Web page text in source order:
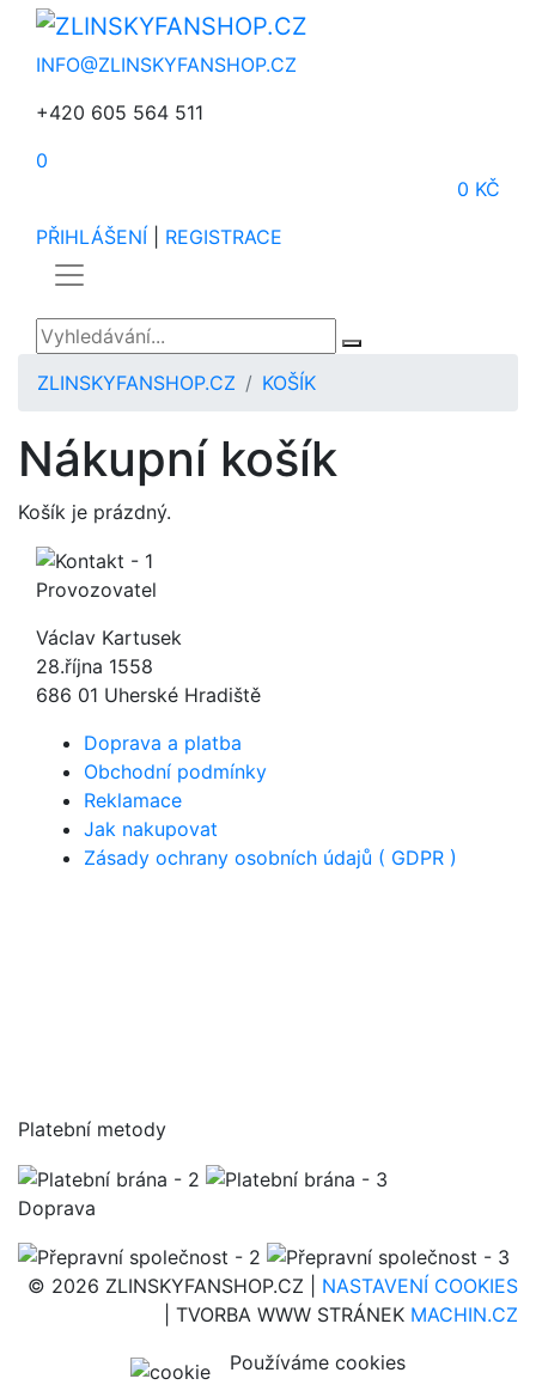
INFO@ZLINSKYFANSHOP.CZ
+420 605 564 511
0
0 KČ
PŘIHLÁŠENÍ
REGISTRACE
ZLINSKYFANSHOP.CZ KOŠÍK
Nákupní košík
Košík je prázdný.
Provozovatel
Václav Kartusek
28.října 1558
686 01 Uherské Hradiště
Doprava a platba
Obchodní podmínky
Reklamace
Jak nakupovat
Zásady ochrany osobních údajů ( GDPR )
Platební metody
Doprava
© 2026 ZLINSKYFANSHOP.CZ | NASTAVENÍ COOKIES
| TVORBA WWW STRÁNEK MACHIN.CZ
Používáme cookies